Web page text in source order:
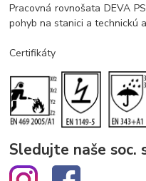
Pracovná rovnošata DEVA
pohyb na stanici a technickú
Certifikáty
Sledujte naše soc.